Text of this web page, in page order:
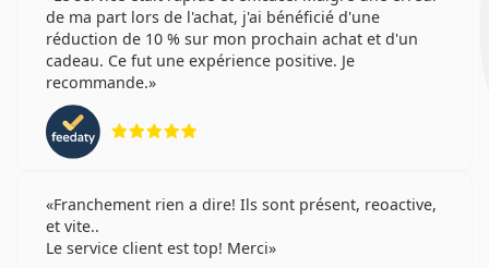
de ma part lors de l'achat, j'ai bénéficié d'une
réduction de 10 % sur mon prochain achat et d'un
cadeau. Ce fut une expérience positive. Je
recommande.
Franchement rien a dire! Ils sont présent, reoactive,
et vite..
Le service client est top! Merci